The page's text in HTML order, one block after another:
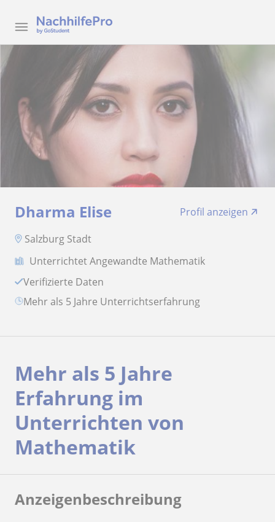
Dharma Elise
Profil anzeigen
Salzburg Stadt
Unterrichtet Angewandte Mathematik
Verifizierte Daten
Mehr als 5 Jahre Unterrichtserfahrung
Mehr als 5 Jahre
Erfahrung im
Unterrichten von
Mathematik
Anzeigenbeschreibung